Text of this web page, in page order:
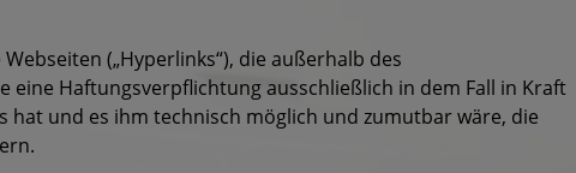
(„Hyperlinks“), die außerhalb des
Haftungsverpflichtung ausschließlich in dem Fall in Kraft
und es ihm technisch möglich und zumutbar wäre, die